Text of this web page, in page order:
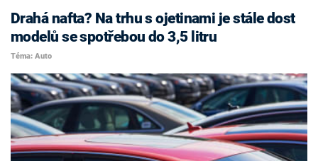
Drahá nafta? Na trhu s ojetinami je stále dost
modelů se spotřebou do 3,5 litru
Téma: Auto